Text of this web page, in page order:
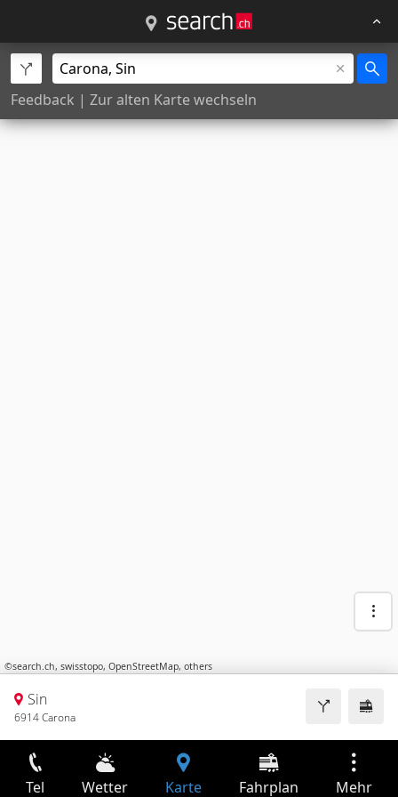
Feedback | Zur alten Karte wechseln
©search.ch, swisstopo, OpenStreetMap, others
Sin
6914 Carona
Tel Wetter Karte Fahrplan Mehr